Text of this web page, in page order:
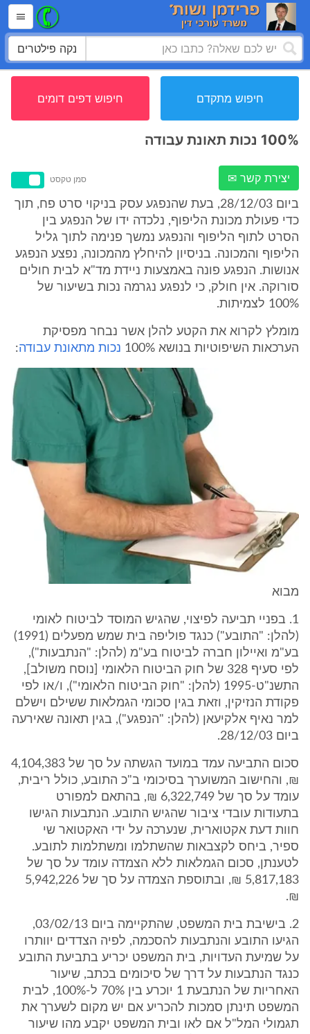
נקה פילטרים
חיפוש מתקדם חיפוש דפים דומים
100% נכות תאונת עבודה
יצירת קשר ✉ סמן טקסט
ביום 28/12/03, בעת שהנפגע עסק בניקוי סרט פח, תוך
כדי פעולת מכונת הליפוף, נלכדה ידו של הנפגע בין
הסרט לתוף הליפוף והנפגע נמשך פנימה לתוך גליל
הליפוף והמכונה. בניסיון להיחלץ מהמכונה, נפצע הנפגע
אנושות. הנפגע פונה באמצעות ניידת מד"א לבית חולים
סורוקה. אין חולק, כי לנפגע נגרמה נכות בשיעור של
100% לצמיתות.
מומלץ לקרוא את הקטע להלן אשר נבחר מפסיקת
הערכאות השיפוטיות בנושא 100%
נכות מתאונת עבודה:
מבוא
1. בפניי תביעה לפיצוי, שהגיש המוסד לביטוח לאומי
(להלן: "התובע") כנגד פוליפה בית שמש מפעלים (1991)
בע"מ ואיילון חברה לביטוח בע"מ (להלן: "הנתבעות"),
לפי סעיף 328 של חוק הביטוח הלאומי [נוסח משולב],
התשנ"ט-1995 (להלן: "חוק הביטוח הלאומי"), ו/או לפי
פקודת הנזיקין, וזאת בגין סכומי הגמלאות ששילם וישלם
למר נאיף אלקיעאן (להלן: "הנפגע"), בגין תאונה שאירעה
ביום 28/12/03.
סכום התביעה עמד במועד הגשתה על סך של 4,104,383
₪, והחישוב המשוערך בסיכומי ב"כ התובע, כולל ריבית,
עומד על סך של 6,322,749 ₪, בהתאם למפורט
בתעודות עובדי ציבור שהגיש התובע. הנתבעות הגישו
חוות דעת אקטוארית, שנערכה על ידי האקטואר שי
ספיר, ביחס לקצבאות שהשתלמו ומשתלמות לתובע.
לטענתן, סכום הגמלאות ללא הצמדה עומד על סך של
5,817,183 ₪, ובתוספת הצמדה על סך של 5,942,226
₪.
2. בישיבת בית המשפט, שהתקיימה ביום 03/02/13,
הגיעו התובע והנתבעות להסכמה, לפיה הצדדים יוותרו
על שמיעת העדויות, בית המשפט יכריע בתביעת התובע
כנגד הנתבעות על דרך של סיכומים בכתב, שיעור
האחריות של הנתבעת 1 יוכרע בין 70% ל-100%, לבית
המשפט תינתן סמכות להכריע אם יש מקום לשערך את
תגמולי המל"ל אם לאו ובית המשפט יקבע מהו שיעור